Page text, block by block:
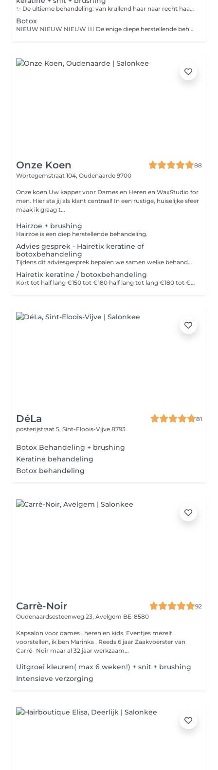
✨ De ultieme behandeling: van krullend haar naar recht haar !✨ 💆‍♀️ Terug nieuw in het salon & mijn specialiteit! ✅ Diep herstel & maximale glans ✅ Langdurig pluisvrij haar ✅ 6 maand effect ✅ zonder verzorging set! 💡 Maar let op! 💡 Waarom die verzorging set? Net als een goed kapsel heeft ook deze behandeling liefde nodig! 👉 Verzorging set : shampoo en verzorging 66€ speciaal samengesteld om het effect van de keratinehandeling te verlengen en je haar wekenlang te laten stralen. Zonder deze producten? Dan is het net als naar de sportschool gaan en daarna elke dag fastfood eten. 🙈 🎉 Kom langs, laat je verwennen, en geef je haar de VIP- behandeling die het verdient meer WOW!
Botox
NIEUW NIEUW NIEUW 💆‍♀️ De enige diepe herstellende behandeling! Herstel je haar diep van binnen en geniet direct van zichtbaar resultaat. Je haar wordt zijdezacht, glanzend en valt moeiteloos in model. Minder werk in de badkamer en een langdurig effect tot wel 3maanden! 💡 Maar let op! 💡 Waarom die verzorging set? Net als een goed kapsel heeft ook deze behandeling liefde nodig! 👉 Verzorging set : shampoo, masker én serum 95€ – speciaal samengesteld om het effect van de botoxbehandeling te verlengen en je haar wekenlang te laten stralen. Zonder deze producten? Dan is het net als naar de sportschool gaan en daarna elke dag fastfood eten. 🙈 🎉 Kom langs, laat je verwennen, en geef je haar de VIP- behandeling die het verdient meer WOW!
Onze Koen
88
Wortegemstraat 104, Oudenaarde 9700
Onze koen Uw kapper voor Dames en Heren en WaxStudio for
men. Hier sta jij als klant centraal! In een rustige, huiselijke sfeer
maak ik graag t...
Hairzoe + brushing
Hairzoe is een diep herstellende behandeling.
Advies gesprek - Hairetix keratine of
botoxbehandeling
Tijdens dit adviesgesprek bepalen we samen welke behandeling het beste bij jou past. Het bedrag van €20 wordt in vermindering gebracht bij het afrekenen na de behandeling.
Hairetix keratine / botoxbehandeling
Kort tot half lang €150 tot €180 half lang tot lang €180 tot €250 Lang haar = Halverwege de schouders. Prijzen hangen steeds af van de lengte, hoeveel haar en het aantal werkuren. Vrijblijvend en gratis advies na afspraak mogelijk.
DéLa
81
posterijstraat 5, Sint-Eloois-Vijve 8793
Botox Behandeling + brushing
Keratine behandeling
Botox behandeling
Carrè-Noir
92
Oudenaardsesteenweg 23, Avelgem BE-8580
Kapsalon voor dames , heren en kids. Eventjes mezelf
voorstellen, ik ben Marinka . Reeds 6 jaar Zaakvoerster van
Carré- Noir maar al 32 jaar werkzaam...
Uitgroei kleuren( max 6 weken!) + snit + brushing
Intensieve verzorging